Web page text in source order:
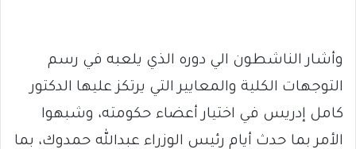
وأشار الناشطون الي دوره الذي يلعبه في رسم
التوجهات الكلية والمعايير التي يرتكز عليها الدكتور
كامل إدريس في اختيار أعضاء حكومته، وشبهوا
الأمر بما حدث أيام رئيس الوزراء عبدالله حمدوك، بما